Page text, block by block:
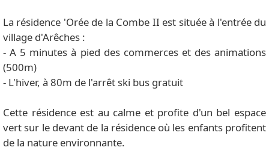
La résidence 'Orée de la Combe II est située à l'entrée du
village d'Arêches :
- A 5 minutes à pied des commerces et des animations
(500m)
- L'hiver, à 80m de l'arrêt ski bus gratuit
Cette résidence est au calme et profite d'un bel espace
vert sur le devant de la résidence où les enfants profitent
de la nature environnante.